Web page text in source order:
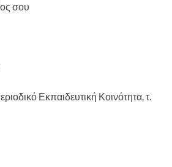
σου
Εκπαιδευτική Κοινότητα, τ.